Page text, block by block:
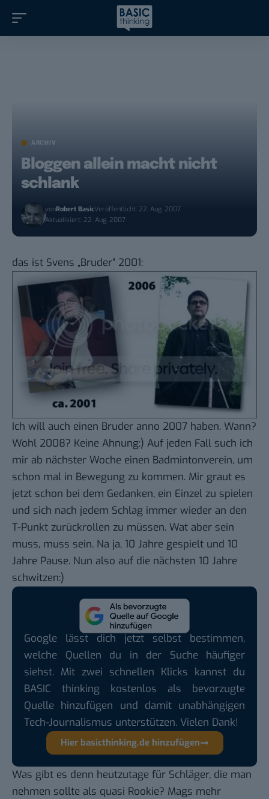
ARCHIV
Bloggen allein macht nicht
schlank
vonRobert BasicVeröffentlicht: 22. Aug. 2007
Aktualisiert: 22. Aug. 2007
das ist Svens „Bruder“ 2001:
Ich will auch einen Bruder anno 2007 haben. Wann?
Wohl 2008? Keine Ahnung:) Auf jeden Fall such ich
mir ab nächster Woche einen Badmintonverein, um
schon mal in Bewegung zu kommen. Mir graut es
jetzt schon bei dem Gedanken, ein Einzel zu spielen
und sich nach jedem Schlag immer wieder an den
T-Punkt zurückrollen zu müssen. Wat aber sein
muss, muss sein. Na ja, 10 Jahre gespielt und 10
Jahre Pause. Nun also auf die nächsten 10 Jahre
schwitzen:)
Google lässt dich jetzt selbst bestimmen,
welche Quellen du in der Suche häufiger
siehst. Mit zwei schnellen Klicks kannst du
BASIC thinking kostenlos als bevorzugte
Quelle hinzufügen und damit unabhängigen
Tech-Journalismus unterstützen. Vielen Dank!
Hier basicthinking.de hinzufügen
Was gibt es denn heutzutage für Schläger, die man
nehmen sollte als quasi Rookie? Mags mehr